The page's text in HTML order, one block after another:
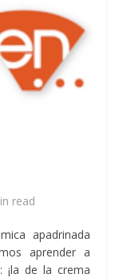
read
apadrinada
aprender a
¡la de la crema